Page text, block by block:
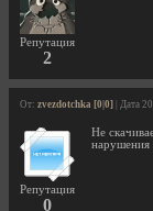
Репутация
2
От: zvezdotchka [0|0] | Дата
Репутация
0
Не
нарушения